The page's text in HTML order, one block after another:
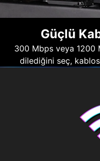
Güçlü
300 Mbps veya 1200
dilediğini seç,